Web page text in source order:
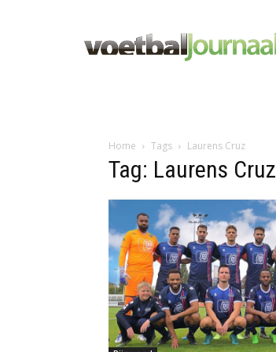
Home Tags Laurens Cruz
Tag: Laurens Cruz